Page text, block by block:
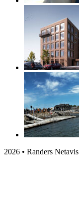
2026 • Randers Netavis